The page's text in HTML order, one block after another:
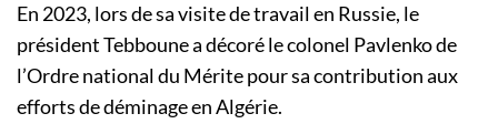
En 2023, lors de sa visite de travail en Russie, le
président Tebboune a décoré le colonel Pavlenko de
l’Ordre national du Mérite pour sa contribution aux
efforts de déminage en Algérie.